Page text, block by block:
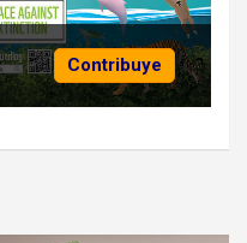
Contribuye